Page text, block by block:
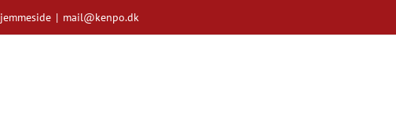
| mail@kenpo.dk